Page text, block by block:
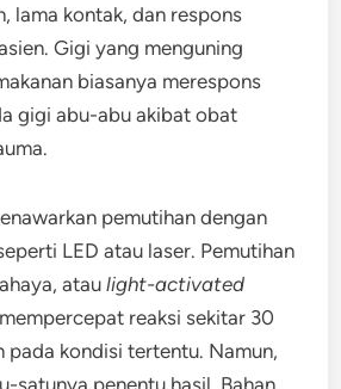
lama kontak, dan respons
Gigi yang menguning
biasanya merespons
gigi abu-abu akibat obat
pemutihan dengan
LED atau laser. Pemutihan
ataulight-activated
reaksi sekitar 30
pada kondisi tertentu. Namun,
satunya penentu hasil. Bahan